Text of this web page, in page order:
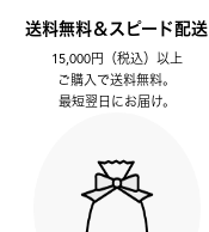
送料無料＆スピード配送
15,000円（税込）以上
ご購入で送料無料。
最短翌日にお届け。